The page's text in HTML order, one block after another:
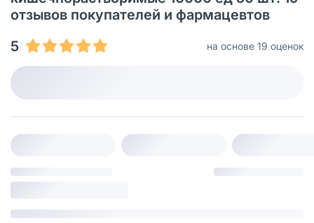
отзывов покупателей и фармацевтов
5
на основе 19 оценок